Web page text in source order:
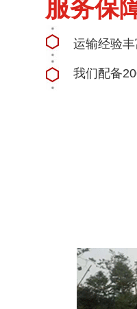
服务保
运输经验
我们配备